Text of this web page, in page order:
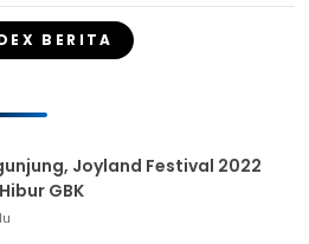
BERITA
Joyland Festival 2022
GBK